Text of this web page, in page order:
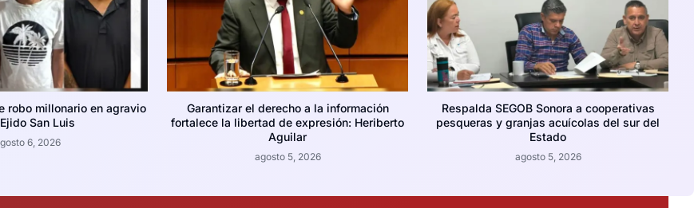
robo millonario en agravio
San Luis
6, 2026
Garantizar el derecho a la información
fortalece la libertad de expresión: Heriberto
Aguilar
agosto 5, 2026
Respalda SEGOB Sonora a cooperativas
pesqueras y granjas acuícolas del sur del
Estado
agosto 5, 2026